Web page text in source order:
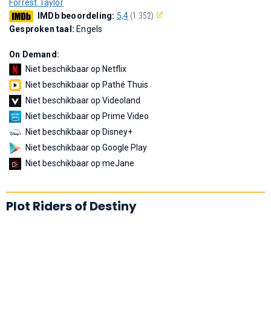
Forrest Taylor
IMDb beoordeling: 5,4(1.352)
Gesproken taal: Engels
On Demand:
Niet beschikbaar op Netflix
Niet beschikbaar op Pathé Thuis
Niet beschikbaar op Videoland
Niet beschikbaar op Prime Video
Niet beschikbaar op Disney+
Niet beschikbaar op Google Play
Niet beschikbaar op meJane
Plot Riders of Destiny